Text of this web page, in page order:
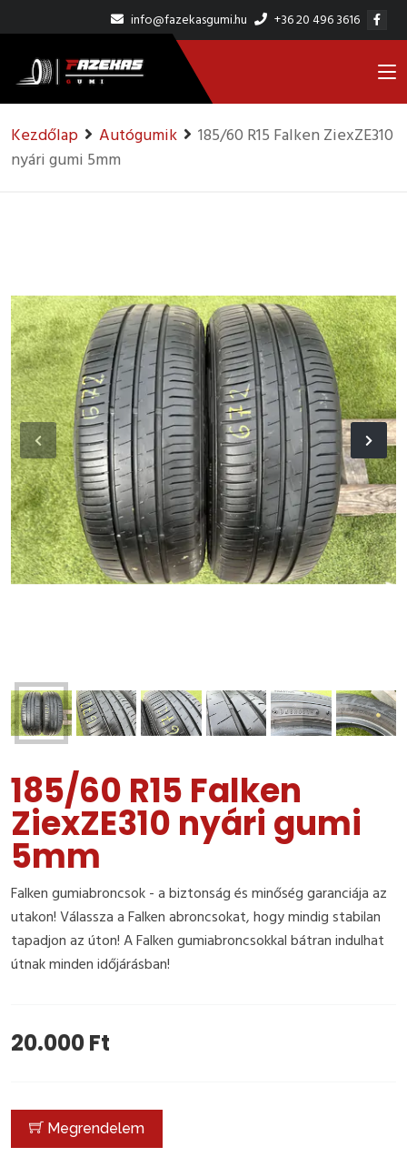
info@fazekasgumi.hu +36 20 496 3616
Kezdőlap Autógumik
185/60 R15 Falken ZiexZE310
nyári gumi 5mm
185/60 R15 Falken
ZiexZE310 nyári gumi
5mm
Falken gumiabroncsok - a biztonság és minőség garanciája az
utakon! Válassza a Falken abroncsokat, hogy mindig stabilan
tapadjon az úton! A Falken gumiabroncsokkal bátran indulhat
útnak minden időjárásban!
20.000 Ft
Megrendelem